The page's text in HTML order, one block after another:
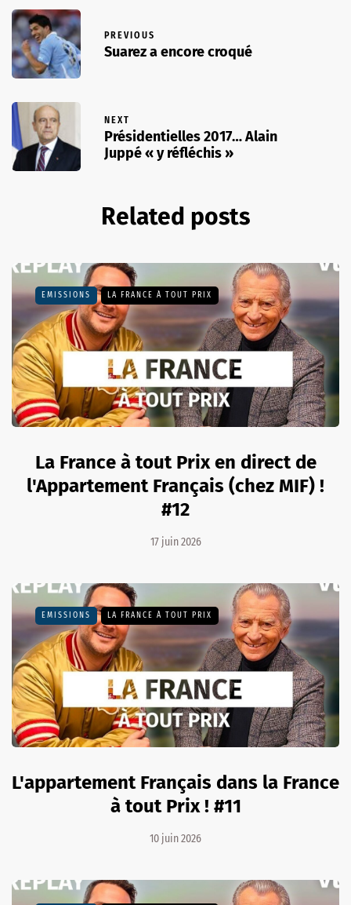
PREVIOUS
Suarez a encore croqué
NEXT
Présidentielles 2017… Alain
Juppé « y réfléchis »
Related posts
EMISSIONS LA FRANCE À TOUT PRIX
La France à tout Prix en direct de
l'Appartement Français (chez MIF) !
#12
17 juin 2026
EMISSIONS LA FRANCE À TOUT PRIX
L'appartement Français dans la France
à tout Prix ! #11
10 juin 2026